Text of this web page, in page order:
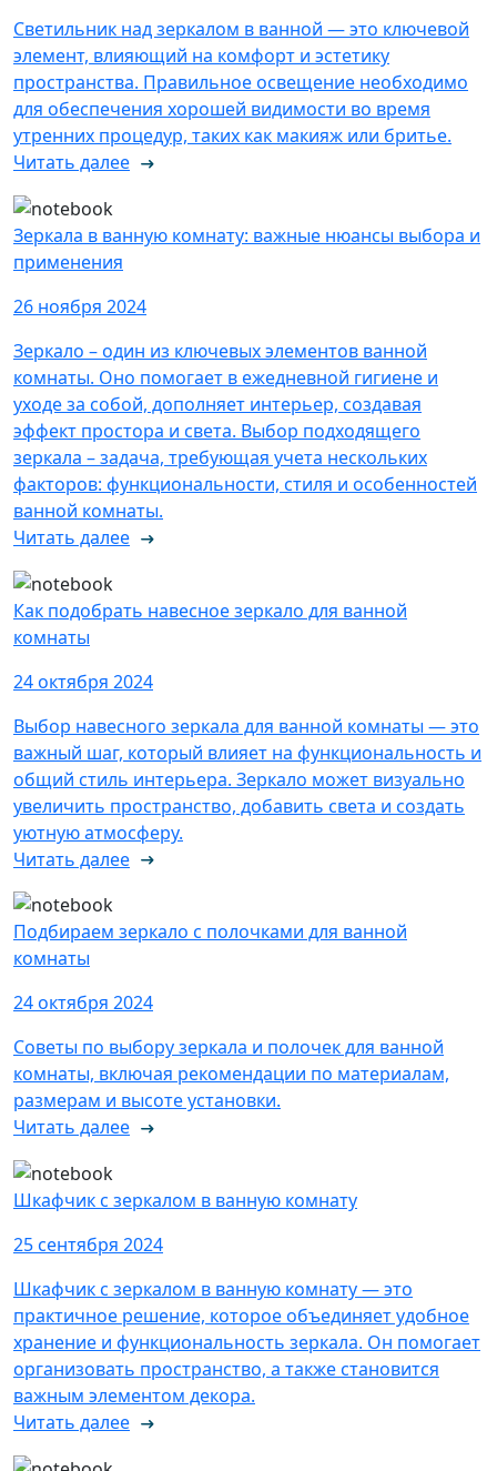
Светильник над зеркалом в ванной — это ключевой
элемент, влияющий на комфорт и эстетику
пространства. Правильное освещение необходимо
для обеспечения хорошей видимости во время
утренних процедур, таких как макияж или бритье.
Читать далее
Зеркала в ванную комнату: важные нюансы выбора и
применения
26 ноября 2024
Зеркало – один из ключевых элементов ванной
комнаты. Оно помогает в ежедневной гигиене и
уходе за собой, дополняет интерьер, создавая
эффект простора и света. Выбор подходящего
зеркала – задача, требующая учета нескольких
факторов: функциональности, стиля и особенностей
ванной комнаты.
Читать далее
Как подобрать навесное зеркало для ванной
комнаты
24 октября 2024
Выбор навесного зеркала для ванной комнаты — это
важный шаг, который влияет на функциональность и
общий стиль интерьера. Зеркало может визуально
увеличить пространство, добавить света и создать
уютную атмосферу.
Читать далее
Подбираем зеркало с полочками для ванной
комнаты
24 октября 2024
Советы по выбору зеркала и полочек для ванной
комнаты, включая рекомендации по материалам,
размерам и высоте установки.
Читать далее
Шкафчик с зеркалом в ванную комнату
25 сентября 2024
Шкафчик с зеркалом в ванную комнату — это
практичное решение, которое объединяет удобное
хранение и функциональность зеркала. Он помогает
организовать пространство, а также становится
важным элементом декора.
Читать далее